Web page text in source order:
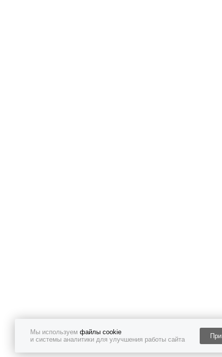
Мы используем файлы cookie
и системы аналитики для улучшения работы сайта